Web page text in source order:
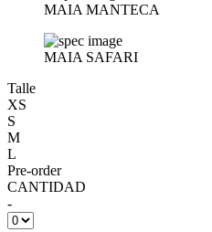
MAIA MANTECA
MAIA SAFARI
Talle
XS
S
M
L
Pre-order
CANTIDAD
-